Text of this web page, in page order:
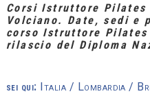
Corsi Istruttore
Volciano. Date, sedi e
corso Istruttore
rilascio del Diploma
sei qui: Italia / Lombardia/